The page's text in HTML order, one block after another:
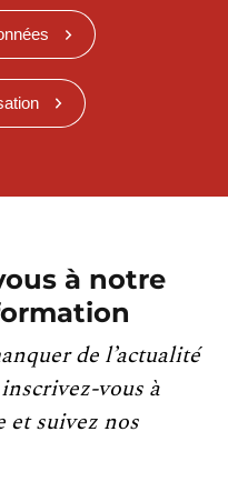
à notre
de l’actualité
vous à
suivez nos